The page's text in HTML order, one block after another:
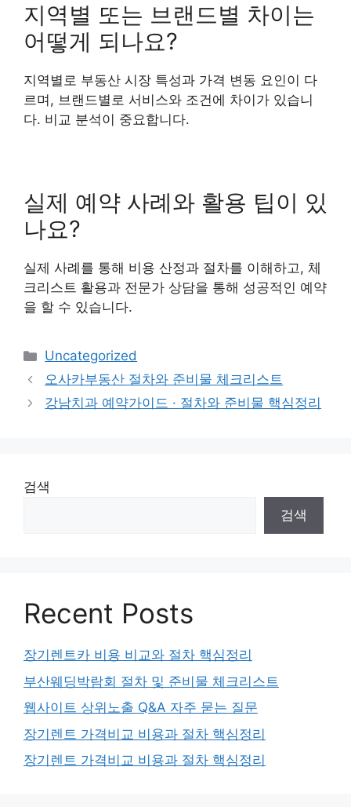
지역별 또는 브랜드별 차이는
어떻게 되나요?
지역별로 부동산 시장 특성과 가격 변동 요인이 다
르며, 브랜드별로 서비스와 조건에 차이가 있습니
다. 비교 분석이 중요합니다.
실제 예약 사례와 활용 팁이 있
나요?
실제 사례를 통해 비용 산정과 절차를 이해하고, 체
크리스트 활용과 전문가 상담을 통해 성공적인 예약
을 할 수 있습니다.
카
테
리
Uncategorized
오사카부동산 절차와 준비물 체크리스트
강남치과 예약가이드 · 절차와 준비물 핵심정리
검색
검색
Recent Posts
장기렌트카 비용 비교와 절차 핵심정리
부산웨딩박람회 절차 및 준비물 체크리스트
웹사이트 상위노출 Q&A 자주 묻는 질문
장기렌트 가격비교 비용과 절차 핵심정리
장기렌트 가격비교 비용과 절차 핵심정리